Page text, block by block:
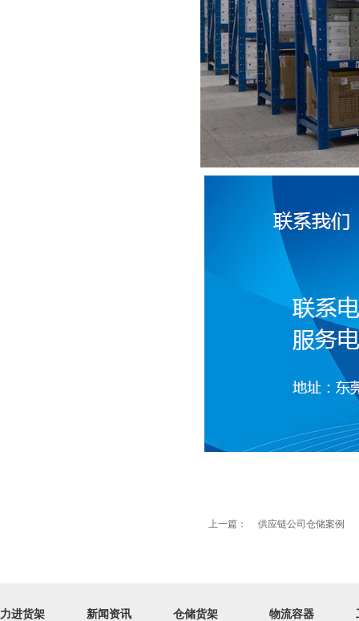
上一篇： 供应链公司仓储案例
力进货架 新闻资讯 仓储货架 物流容器